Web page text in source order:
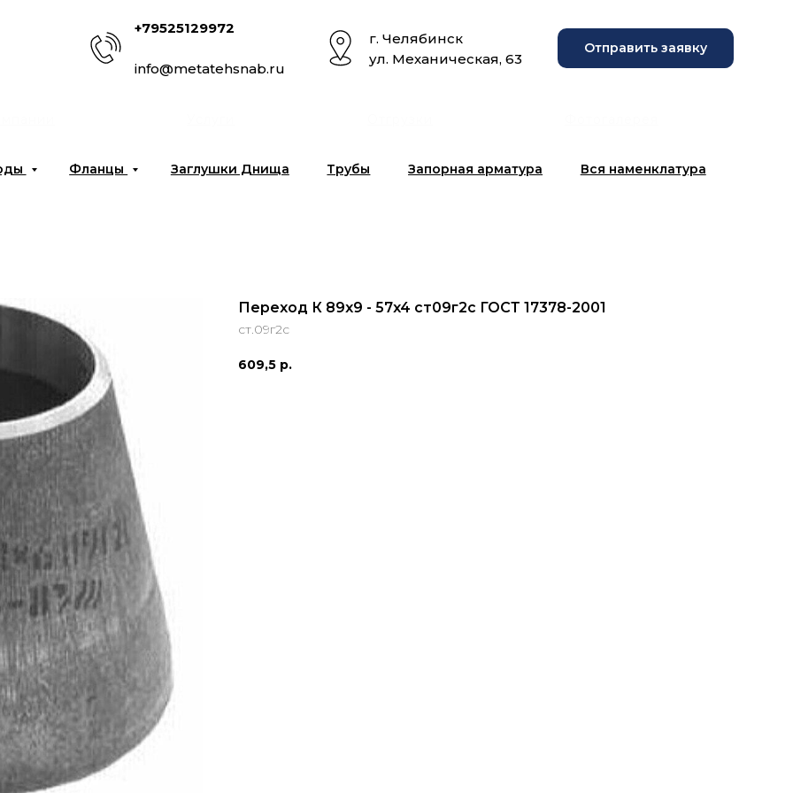
+79525129972
info@metatehsnab.ru
г. Челябинск
ул. Механическая, 63
Отправить заявку
Фланцы Заглушки Днища Трубы Запорная арматура Вся наменклатура
Переход К 89x9 - 57x4 ст09г2с ГОСТ 17378-2001
ст.09г2с
609,5 р.